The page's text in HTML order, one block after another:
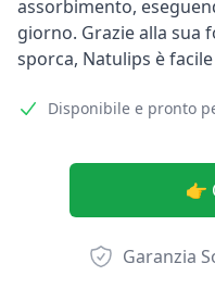
assorbimento,
giorno. Grazie alla sua
sporca, Natulips è
Disponibile e pronto
👉
Garanzia